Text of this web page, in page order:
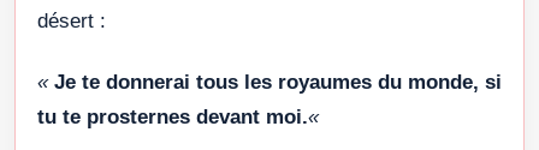
désert :
« Je te donnerai tous les royaumes du monde, si
tu te prosternes devant moi.«